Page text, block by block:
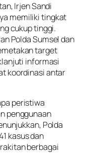
Irjen Sandi
memiliki tingkat
cukup tinggi.
Polda Sumsel dan
target
informasi
koordinasi antar
peristiwa
penggunaan
Polda
kasus dan
berbagai